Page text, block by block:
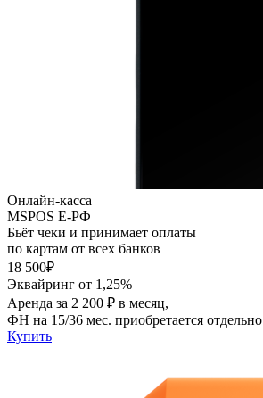
Онлайн-касса
MSPOS E-PФ
Бьёт чеки и принимает оплаты
по картам от всех банков
18 500₽
Эквайринг от 1,25%
Аренда за 2 200 ₽ в месяц,
ФН на 15/36 мес. приобретается отдельно
Купить